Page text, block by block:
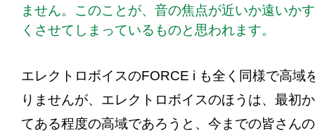
ません。このことが、音の焦点が近いか遠いか
くさせてしまっているものと思われます。
エレクトロボイスのFORCE i も全く同様で高域
りませんが、エレクトロボイスのほうは、最初
てある程度の高域であろうと、今までの皆さん